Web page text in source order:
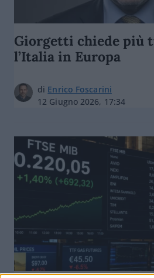
Giorgetti chiede più
l’Italia in Europa
di Enrico Foscarini
12 Giugno 2026, 17:34